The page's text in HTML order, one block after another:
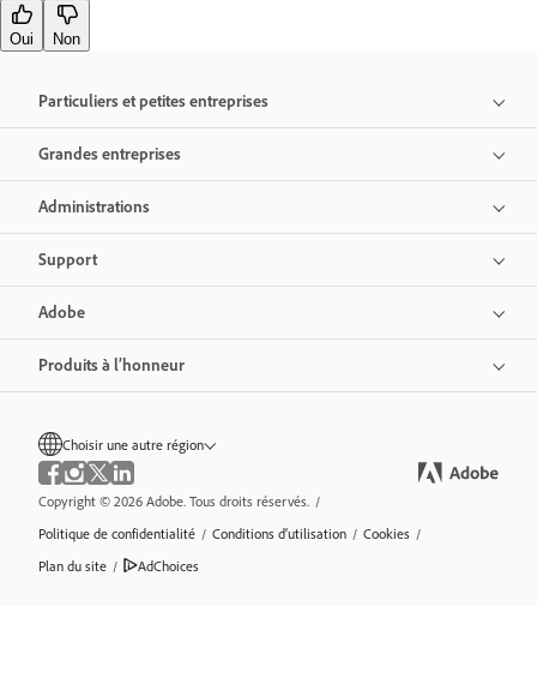
Oui Non
Particuliers et petites entreprises
Grandes entreprises
Administrations
Support
Adobe
Produits à l’honneur
Choisir une autre région
Copyright © 2026 Adobe. Tous droits réservés. /
Politique de confidentialité / Conditions d’utilisation / Cookies /
Plan du site / AdChoices